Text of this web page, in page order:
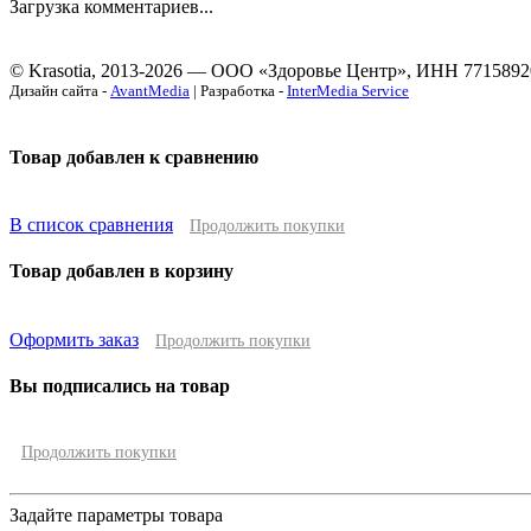
Загрузка комментариев...
© Krasotia, 2013-2026 — ООО «Здоровье Центр», ИНН
Дизайн сайта - AvantMedia | Разработка - InterMedia Service
Товар добавлен к сравнению
В список сравнения Продолжить покупки
Товар добавлен в корзину
Оформить заказ Продолжить покупки
Вы подписались на товар
Продолжить покупки
Задайте параметры товара